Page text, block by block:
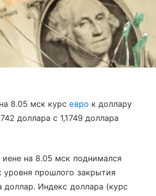
8.05 мск курсевро к доллару
доллара с 1,1749 доллара
иене на 8.05 мск поднимался
уровня прошлого закрытия
доллар. Индекс доллара (курс